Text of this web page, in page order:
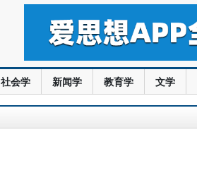
社会学 新闻学 教育学 文学